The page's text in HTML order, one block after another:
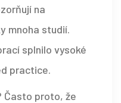
na
mnoha studií.
splnilo vysoké
practice.
Často proto, že